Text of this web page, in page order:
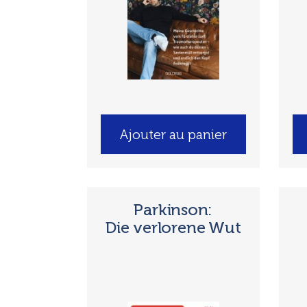
Ajouter au panier
Parkinson:
Die verlorene Wut